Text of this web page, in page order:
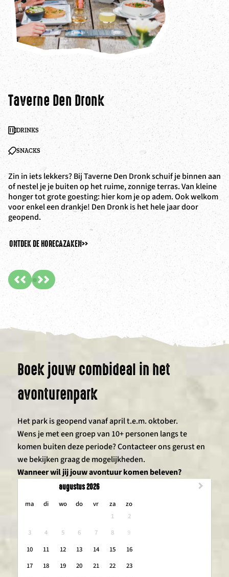
Taverne Den Dronk
Zin in iets lekkers? Bij Taverne Den Dronk schuif je binnen aan
of nestel je je buiten op het ruime, zonnige terras. Van kleine
honger tot grote goesting: hier kom je op adem. Ook welkom
voor enkel een drankje! Den Dronk is het hele jaar door
geopend.
DRINKS
SNACKS
ONTDEK DE HORECAZAKEN>>
Boek jouw combideal in het
avonturenpark
Het park is geopend vanaf april t.e.m. oktober.
Wens je met een groep van 10+ personen langs te
komen buiten deze periode? Contacteer ons gerust en
we bekijken graag de mogelijkheden.
Wanneer wil jij jouw avontuur komen beleven?
augustus 2026
maandag
ma dinsdag
di woensdag
wo donderdag
do vrijdag
vr zaterdag
za zondag
zo
1
2
3
4 5 6 7 8
9
10
11 12 13 14 15
16
17
18 19 20 21 22
23